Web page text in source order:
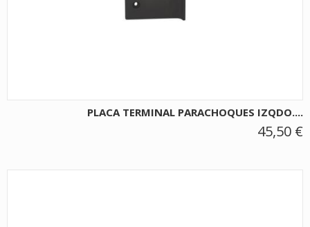
PLACA TERMINAL PARACHOQUES IZQDO....
45,50 €